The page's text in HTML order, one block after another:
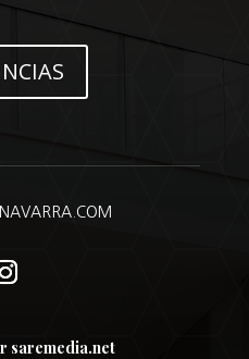
saremedia.net